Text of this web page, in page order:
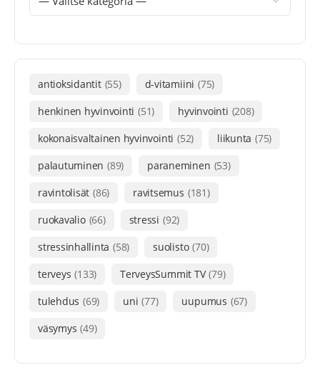
antioksidantit (55) d-vitamiini (75)
henkinen hyvinvointi (51) hyvinvointi (208)
kokonaisvaltainen hyvinvointi (52) liikunta (75)
palautuminen (89) paraneminen (53)
ravintolisät (86) ravitsemus (181)
ruokavalio (66) stressi (92)
stressinhallinta (58) suolisto (70)
terveys (133) TerveysSummit TV (79)
tulehdus (69) uni (77) uupumus (67)
väsymys (49)